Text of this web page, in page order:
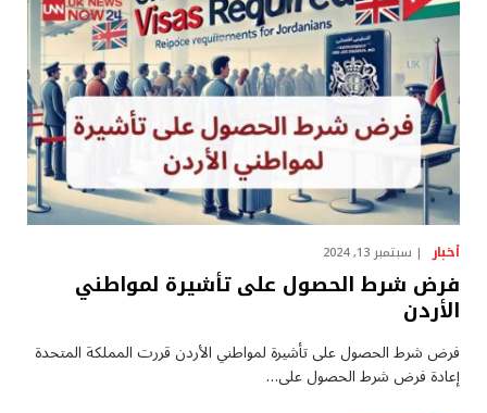
أخبار سبتمبر 13, 2024
فرض شرط الحصول على تأشيرة لمواطني
الأردن
فرض شرط الحصول على تأشيرة لمواطني الأردن قررت المملكة المتحدة
إعادة فرض شرط الحصول على…